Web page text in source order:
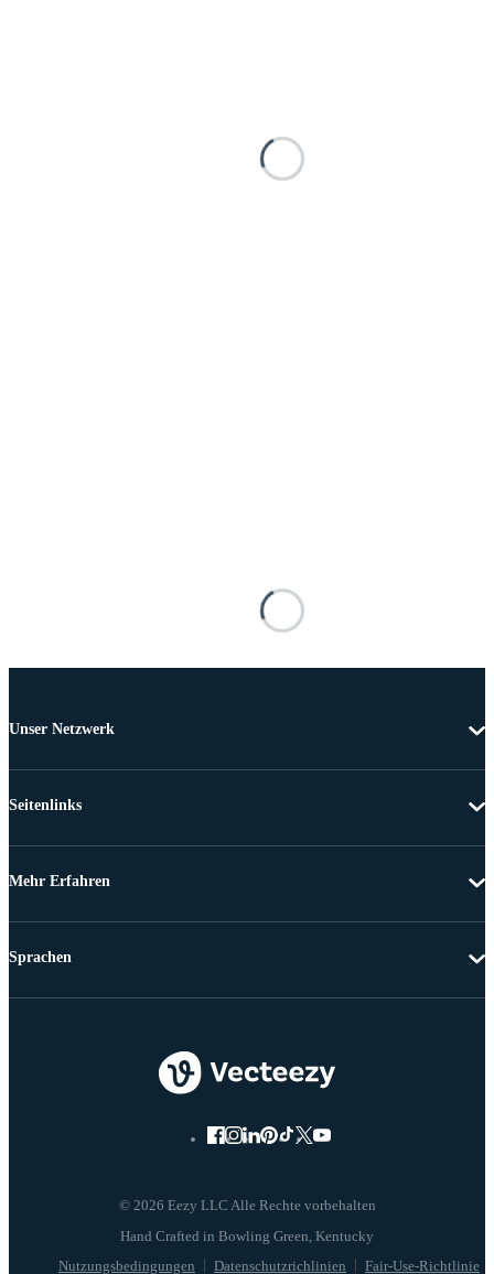
Unser Netzwerk
Seitenlinks
Mehr Erfahren
© 2026 Eezy LLC Alle Rechte vorbehalten
Nutzungsbedingungen Datenschutzrichlinien Fair-Use-Richtlinie
Sprachen